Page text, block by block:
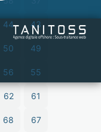
43
44
49
50
55
56
61
62
67
68